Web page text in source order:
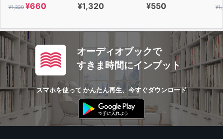
¥1,320 ¥660 ¥1,320 ¥550
オーディオブックで
すきま時間にインプット
スマホを使って かんたん再生、今すぐダウンロード